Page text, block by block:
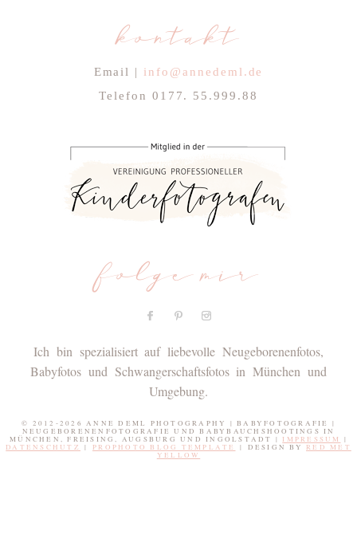
kontakt
Email | info@annedeml.de
Telefon 0177. 55.999.88
folge mir
Ich bin spezialisiert auf liebevolle Neugeborenenfotos,
Babyfotos und Schwangerschaftsfotos in München und
Umgebung.
© 2012-2026 ANNE DEML PHOTOGRAPHY | BABYFOTOGRAFIE |
NEUGEBORENENFOTOGRAFIE UND BABYBAUCHSHOOTINGS IN
MÜNCHEN, FREISING, AUGSBURG UND INGOLSTADT | IMPRESSUM
|
DATENSCHUTZ
| PROPHOTO BLOG TEMPLATE | DESIGN BYRED MET
YELLOW